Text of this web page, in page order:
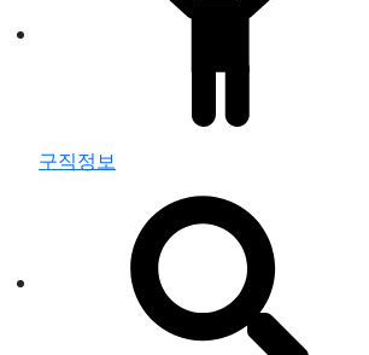
구직정보